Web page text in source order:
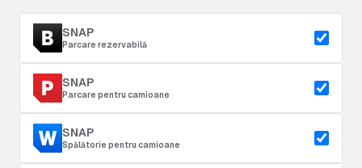
SNAP
Parcare rezervabilă
SNAP
Parcare pentru camioane
SNAP
Spălătorie pentru camioane